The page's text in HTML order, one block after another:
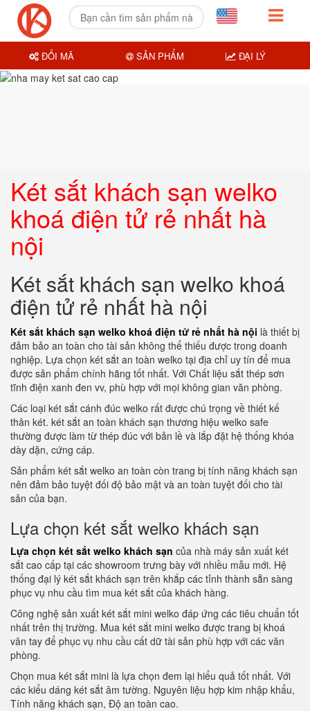
Két sắt khách sạn welko
khoá điện tử rẻ nhất hà
nội
Két sắt khách sạn welko khoá
điện tử rẻ nhất hà nội
Két sắt khách sạn welko khoá điện tử rẻ nhất hà nội là thiết bị
đảm bảo an toàn cho tài sản không thể thiếu được trong doanh
nghiệp. Lựa chọn két sắt an toàn welko tại địa chỉ uy tín để mua
được sản phẩm chính hãng tốt nhất. Với Chất liệu sắt thép sơn
tĩnh điện xanh đen vv, phù hợp với mọi không gian văn phòng.
Các loại két sắt cánh đúc welko rất được chú trọng về thiết kế
thân két. két sắt an toàn khách sạn thương hiệu welko safe
thường được làm từ thép đúc với bản lề và lắp đặt hệ thống khóa
dày dặn, cứng cáp.
Sản phẩm két sắt welko an toàn còn trang bị tính năng khách sạn
nên đảm bảo tuyệt đối độ bảo mật và an toàn tuyệt đối cho tài
sản của bạn.
Lựa chọn két sắt welko khách sạn
Lựa chọn két sắt welko khách sạn của nhà máy sản xuất két
sắt cao cấp tại các showroom trưng bày với nhiều mẫu mới. Hệ
thống đại lý két sắt khách sạn trên khắp các tỉnh thành sẵn sàng
phục vụ nhu cầu tìm mua két sắt của khách hàng.
Công nghệ sản xuất két sắt mini welko đáp ứng các tiêu chuẩn tốt
nhất trên thị trường. Mua két sắt mini welko được trang bị khoá
vân tay để phục vụ nhu cầu cất dữ tài sản phù hợp với các văn
phòng.
Chọn mua két sắt mini là lựa chọn đem lại hiểu quả tốt nhất. Với
các kiểu dáng két sắt âm tường. Nguyên liệu hợp kim nhập khẩu,
Tính năng khách sạn, Độ an toàn cao.
ĐỔI MÃ SẢN PHẨM ĐẠI LÝ